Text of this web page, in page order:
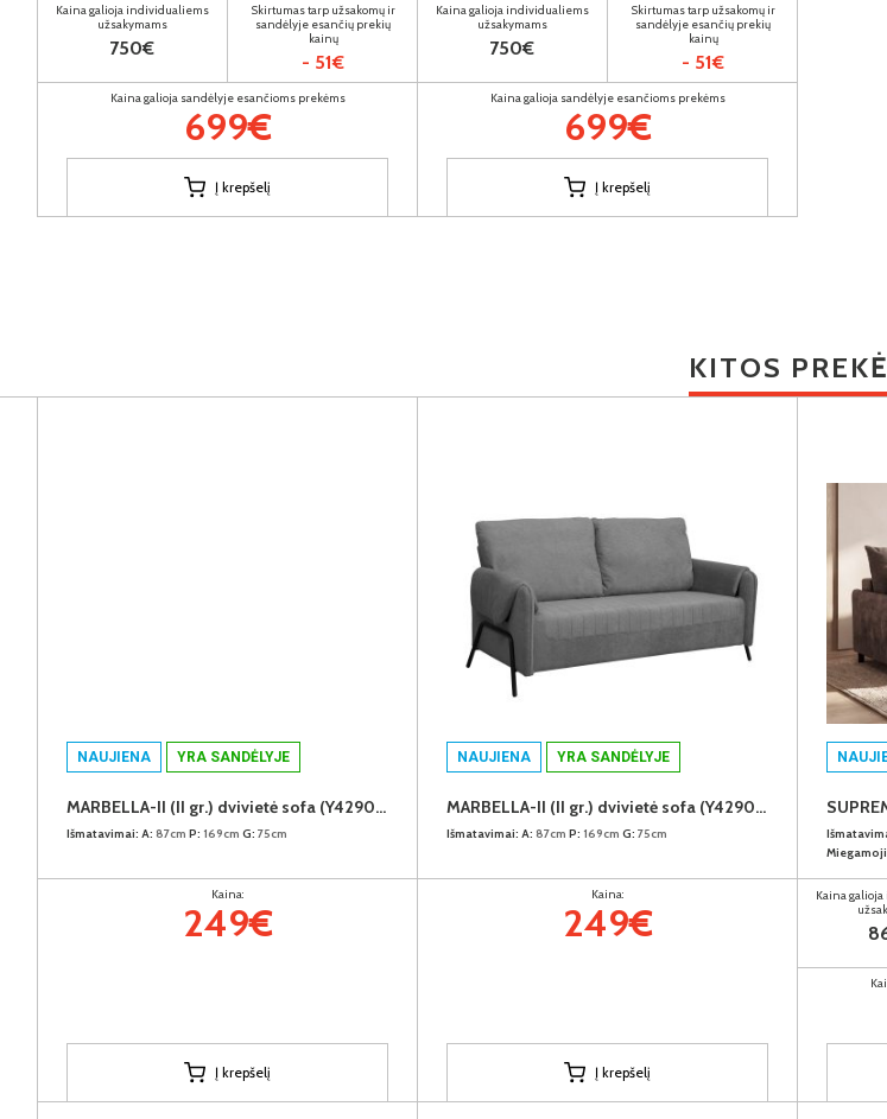
Kaina galioja individualiems
užsakymams
750€
Skirtumas tarp užsakomų ir
sandėlyje esančių prekių
kainų
- 51€
Kaina galioja sandėlyje esančioms prekėms
699€
Į krepšelį
Kaina galioja individualiems
užsakymams
750€
Skirtumas tarp užsakomų ir
sandėlyje esančių prekių
kainų
- 51€
Kaina galioja sandėlyje esančioms prekėms
699€
Į krepšelį
KITOS
NAUJIENA YRA SANDĖLYJE
MARBELLA-II (II gr.) dvivietė sofa (Y429078 Rudas)
Išmatavimai: A: 87cm P: 169cm G: 75cm
Kaina:
249€
Į krepšelį
NAUJIENA YRA SANDĖLYJE
MARBELLA-II (II gr.) dvivietė sofa (Y429074 Pilkas)
Išmatavimai: A: 87cm P: 169cm G: 75cm
Kaina:
249€
Į krepšelį
Kaina